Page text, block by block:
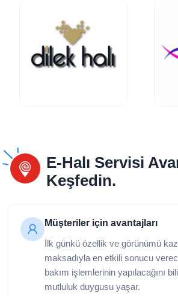
E-Halı Servisi
Keşfedin.
Müşteriler için avantajları
İlk günkü özellik ve görünümü
maksadıyla en etkili sonucu
bakım işlemlerinin yapılacağını
mutluluk duygusu yaşar.